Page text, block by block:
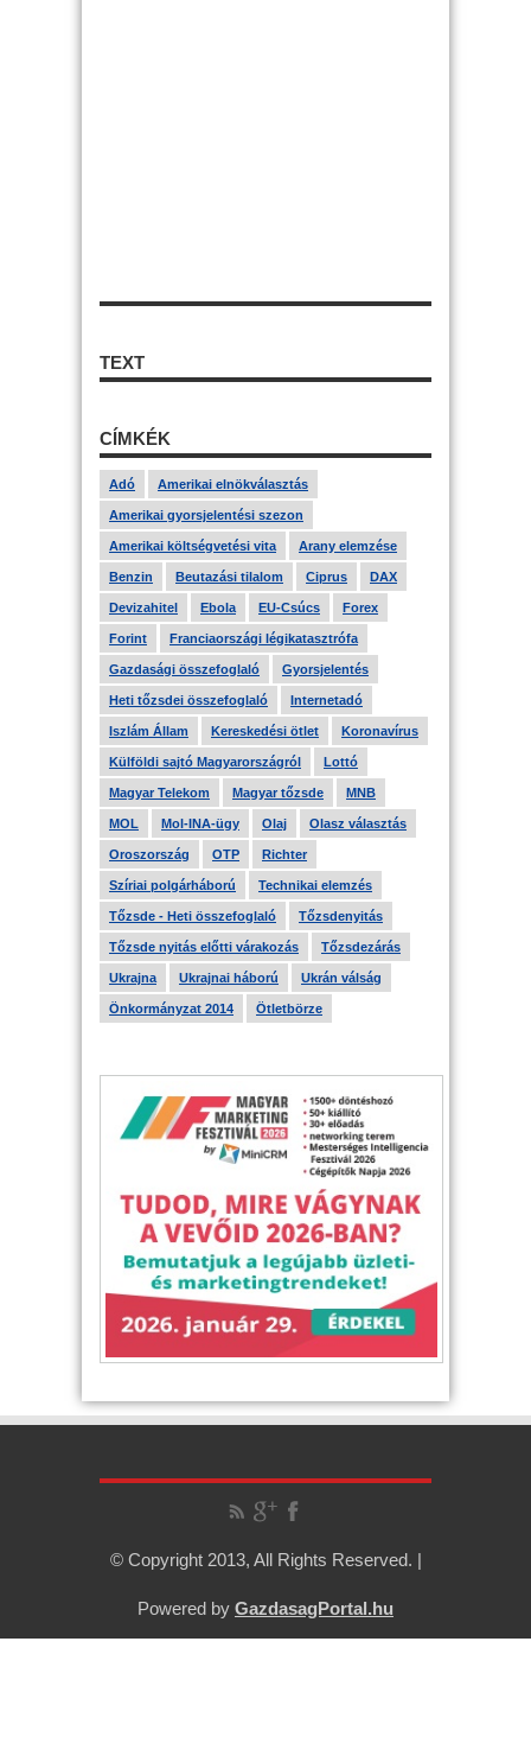
TEXT
CÍMKÉK
Adó Amerikai elnökválasztás
Amerikai gyorsjelentési szezon
Amerikai költségvetési vita Arany elemzése
Benzin Beutazási tilalom Ciprus DAX
Devizahitel Ebola EU-Csúcs Forex
Forint Franciaországi légikatasztrófa
Gazdasági összefoglaló Gyorsjelentés
Heti tőzsdei összefoglaló Internetadó
Iszlám Állam Kereskedési ötlet Koronavírus
Külföldi sajtó Magyarországról Lottó
Magyar Telekom Magyar tőzsde MNB
MOL Mol-INA-ügy Olaj Olasz választás
Oroszország OTP Richter
Szíriai polgárháború Technikai elemzés
Tőzsde - Heti összefoglaló Tőzsdenyitás
Tőzsde nyitás előtti várakozás Tőzsdezárás
Ukrajna Ukrajnai háború Ukrán válság
Önkormányzat 2014 Ötletbörze
© Copyright 2013, All Rights Reserved. |
Powered by GazdasagPortal.hu